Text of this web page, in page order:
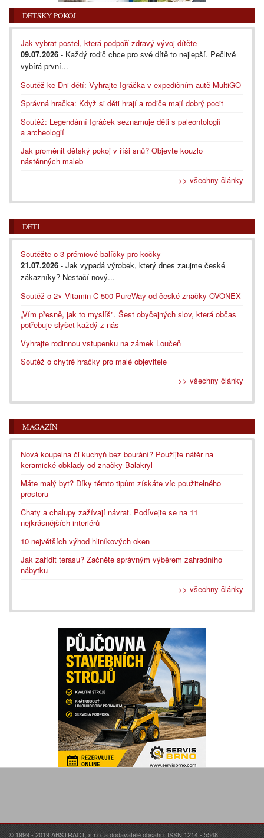
DĚTSKÝ POKOJ
Jak vybrat postel, která podpoří zdravý vývoj dítěte
09.07.2026 - Každý rodič chce pro své dítě to nejlepší. Pečlivě
vybírá první...
Soutěž ke Dni dětí: Vyhrajte Igráčka v expedičním autě MultiGO
Správná hračka: Když si děti hrají a rodiče mají dobrý pocit
Soutěž: Legendární Igráček seznamuje děti s paleontologií
a archeologií
Jak proměnit dětský pokoj v říši snů? Objevte kouzlo
nástěnných maleb
>> všechny články
DĚTI
Soutěžte o 3 prémiové balíčky pro kočky
21.07.2026 - Jak vypadá výrobek, který dnes zaujme české
zákazníky? Nestačí nový...
Soutěž o 2× Vitamin C 500 PureWay od české značky OVONEX
„Vím přesně, jak to myslíš". Šest obyčejných slov, která občas
potřebuje slyšet každý z nás
Vyhrajte rodinnou vstupenku na zámek Loučeň
Soutěž o chytré hračky pro malé objevitele
>> všechny články
MAGAZÍN
Nová koupelna či kuchyň bez bourání? Použijte nátěr na
keramické obklady od značky Balakryl
Máte malý byt? Díky těmto tipům získáte víc použitelného
prostoru
Chaty a chalupy zažívají návrat. Podívejte se na 11
nejkrásnějších interiérů
10 největších výhod hliníkových oken
Jak zařídit terasu? Začněte správným výběrem zahradního
nábytku
>> všechny články
© 1999 - 2019 ABSTRACT, s.r.o. a dodavatelé obsahu. ISSN 1214 - 5548